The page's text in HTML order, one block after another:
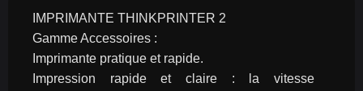
IMPRIMANTE THINKPRINTER 2
Gamme Accessoires :
Imprimante pratique et rapide.
Impression rapide et claire : la vitesse